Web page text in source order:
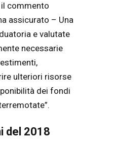
commento
assicurato – Una
e valutate
necessarie
ulteriori risorse
dei fondi
del 2018